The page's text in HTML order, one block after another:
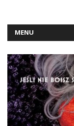
MENU
NOWOŚCI
PATRONATY
WYWIADY